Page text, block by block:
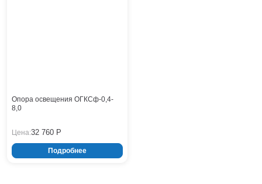
Опора освещения ОГКСф-0,4-
8,0
Цена:32 760 Р
Подробнее